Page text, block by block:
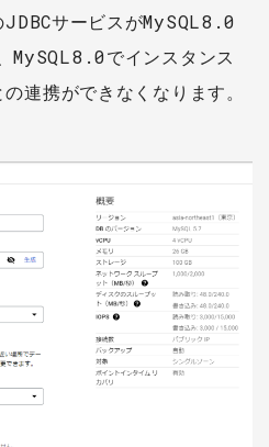
JDBCサービスがMySQL8.0
MySQL8.0でインスタンス
連携ができなくなります。